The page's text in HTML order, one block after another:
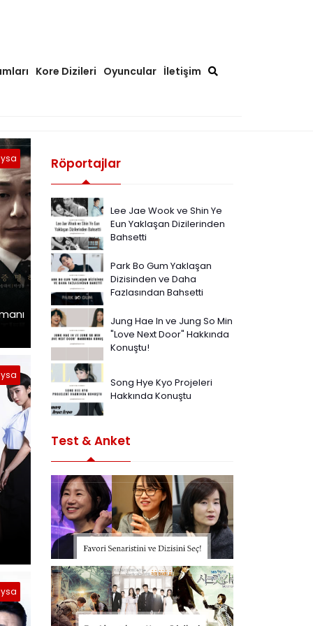
Kore Dizileri Oyuncular İletişim
Röportajlar
Lee Jae Wook ve Shin Ye
Eun Yaklaşan Dizilerinden
Bahsetti
Park Bo Gum Yaklaşan
Dizisinden ve Daha
Fazlasından Bahsetti
Jung Hae In ve Jung So Min
"Love Next Door" Hakkında
Konuştu!
Song Hye Kyo Projeleri
Hakkında Konuştu
Test & Anket